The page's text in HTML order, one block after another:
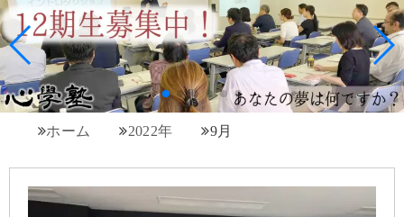
ホーム 2022年 9月